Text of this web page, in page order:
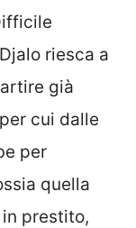
riesca a
già
cui dalle
per
quella
prestito,